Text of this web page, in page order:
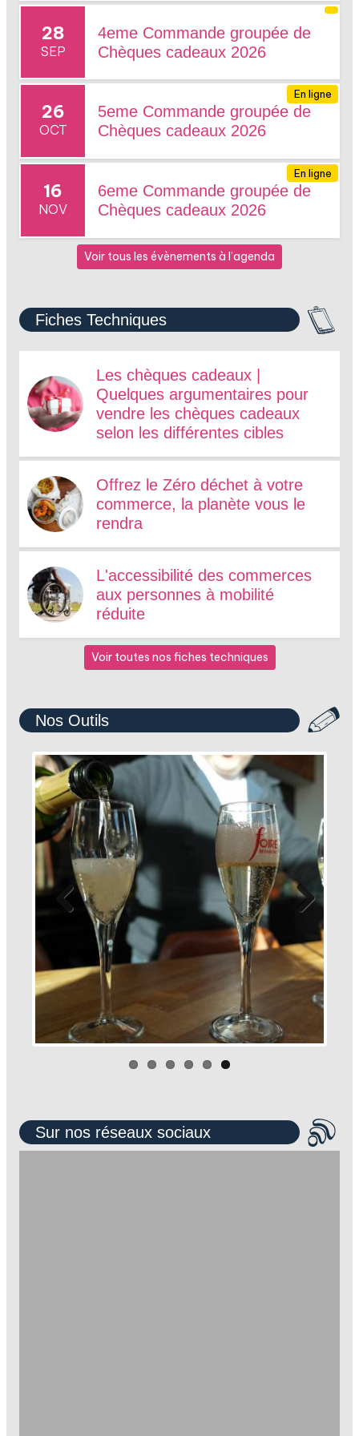
28
SEP
4eme Commande groupée de
Chèques cadeaux 2026
26
OCT
5eme Commande groupée de
Chèques cadeaux 2026
En ligne
16
NOV
6eme Commande groupée de
Chèques cadeaux 2026
En ligne
Voir tous les évènements à l’agenda
Fiches Techniques
Les chèques cadeaux |
Quelques argumentaires pour
vendre les chèques cadeaux
selon les différentes cibles
Offrez le Zéro déchet à votre
commerce, la planète vous le
rendra
L'accessibilité des commerces
aux personnes à mobilité
réduite
Voir toutes nos fiches techniques
Nos Outils
Sur nos réseaux sociaux